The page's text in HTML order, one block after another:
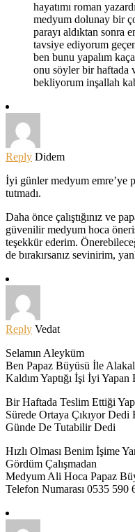
hayatımı roman
medyum dolunay bir
parayı aldıktan sonra
tavsiye ediyorum
ben bunu yapalım
onu söyler bir haftada
bekliyorum inşallah
Reply Didem
İyi günler medyum emre’ye
tutmadı.
Daha önce çalıştığınız ve
güvenilir medyum hoca
teşekkür ederim.
de bırakırsanız sevinirim,
Reply Vedat
Selamın Aleyküm
Ben Papaz Büyüsü İle
Kaldım Yaptığı İşi İyi
Bir Haftada Teslim Ettiği
Sürede Ortaya Çıkıyor
Günde De Tutabilir Dedi
Hızlı Olması Benim İşime
Gördüm Çalışmadan
Medyum Ali Hoca Papaz
Telefon Numarası 0535 590